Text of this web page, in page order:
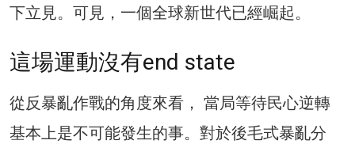
下立見。可見，一個全球新世代已經崛起。
這場運動沒有end state
從反暴亂作戰的角度來看， 當局等待民心逆轉
基本上是不可能發生的事。對於後毛式暴亂分